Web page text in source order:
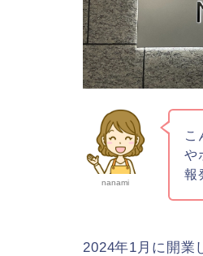
nanami
こ
や
報
2024年1月に開業